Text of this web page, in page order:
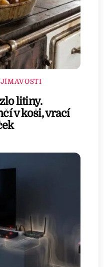
litiny.
v koši, vrací